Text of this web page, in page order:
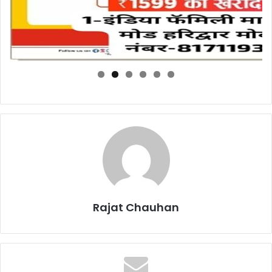
Rajat Chauhan